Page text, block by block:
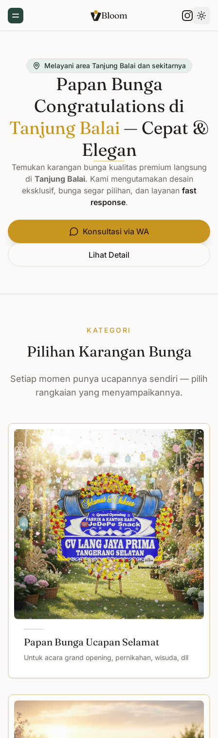
Toggle Menu Bloom
Melayani area Tanjung Balai dan sekitarnya
Papan Bunga
Congratulations di
Tanjung Balai — Cepat &
Elegan
Temukan karangan bunga kualitas premium langsung
di Tanjung Balai. Kami mengutamakan desain
eksklusif, bunga segar pilihan, dan layanan fast
response.
Konsultasi via WA
Lihat Detail
KATEGORI
Pilihan Karangan Bunga
Setiap momen punya ucapannya sendiri — pilih
rangkaian yang menyampaikannya.
Papan Bunga Ucapan Selamat
Untuk acara grand opening, pernikahan, wisuda, dll